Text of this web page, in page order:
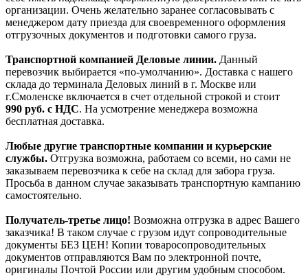
организации. Очень желательно заранее согласовывать с
менеджером дату приезда для своевременного оформления
отгрузочных документов и подготовки самого груза.
Транспортной компанией Деловые линии. Данный
перевозчик выбирается «по-умолчанию». Доставка с нашего
склада до терминала Деловых линий в г. Москве или
г.Смоленске включается в счет отдельной строкой и стоит
990 руб. с НДС. На усмотрение менеджера возможна
бесплатная доставка.
Любые другие транспортные компании и курьерские
службы. Отгрузка возможна, работаем со всеми, но сами не
заказываем перевозчика к себе на склад для забора груза.
Просьба в данном случае заказывать транспортную кампанию
самостоятельно.
Получатель-третье лицо! Возможна отгрузка в адрес Вашего
заказчика! В таком случае с грузом идут сопроводительные
документы БЕЗ ЦЕН! Копии товаросопроводительных
документов отправляются Вам по электронной почте,
оригиналы Почтой России или другим удобным способом.